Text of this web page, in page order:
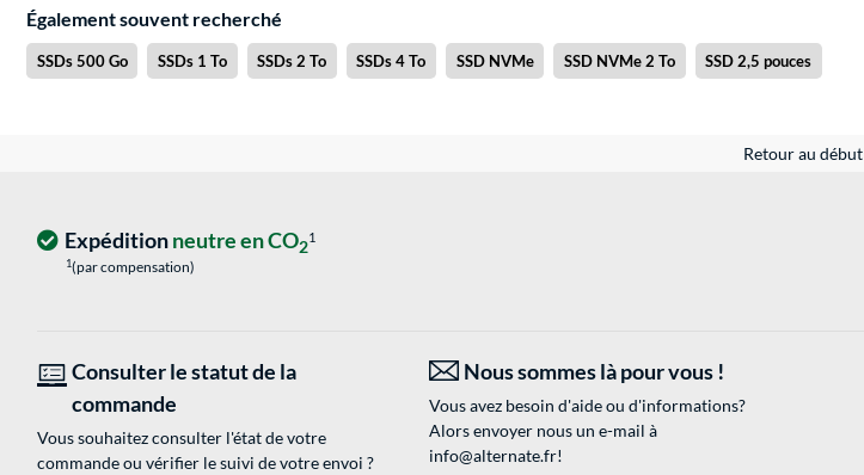
Également souvent recherché
SSDs 500 Go SSDs 1 To SSDs 2 To SSDs 4 To SSD NVMe SSD NVMe 2 To SSD 2,5 pouces
Retour au début
Expéditionneutre en CO21
1(par compensation)
Consulter le statut de la
commande
Vous souhaitez consulter l'état de votre
commande ou vérifier le suivi de votre envoi ?
Nous sommes là pour vous !
Vous avez besoin d'aide ou d'informations?
Alors envoyer nous un e-mail à
info@alternate.fr!